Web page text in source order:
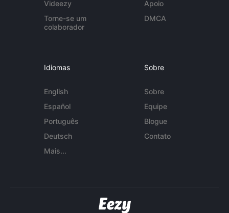
Videezy
Torne-se um
colaborador
Apoio
DMCA
Idiomas
English
Español
Português
Deutsch
Mais...
Sobre
Sobre
Equipe
Blogue
Contato